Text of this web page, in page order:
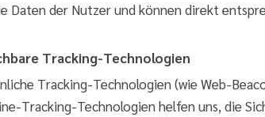
Daten der Nutzer und können direkt
Tracking-Technologien
Tracking-Technologien (wie Web-
Tracking-Technologien helfen uns, die